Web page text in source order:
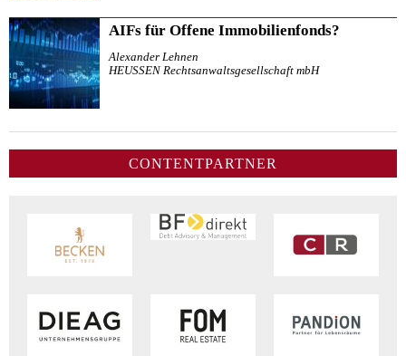
AIFs für Offene Immobilienfonds?
Alexander Lehnen
HEUSSEN Rechtsanwaltsgesellschaft mbH
CONTENTPARTNER